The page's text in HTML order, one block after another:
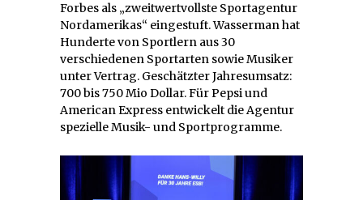
Forbes als „zweitwertvollste Sportagentur
Nordamerikas“ eingestuft. Wasserman hat
Hunderte von Sportlern aus 30
verschiedenen Sportarten sowie Musiker
unter Vertrag. Geschätzter Jahresumsatz:
700 bis 750 Mio Dollar. Für Pepsi und
American Express entwickelt die Agentur
spezielle Musik- und Sportprogramme.